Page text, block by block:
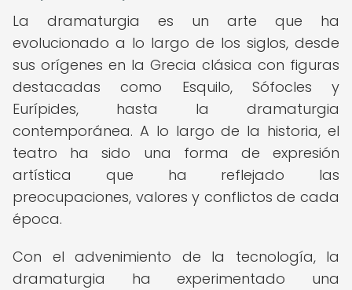
La dramaturgia es un arte que ha
evolucionado a lo largo de los siglos, desde
sus orígenes en la Grecia clásica con figuras
destacadas como Esquilo, Sófocles y
Eurípides, hasta la dramaturgia
contemporánea. A lo largo de la historia, el
teatro ha sido una forma de expresión
artística que ha reflejado las
preocupaciones, valores y conflictos de cada
época.
Con el advenimiento de la tecnología, la
dramaturgia ha experimentado una